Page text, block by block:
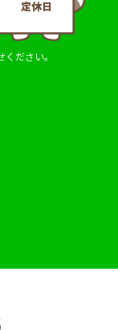
ださい。